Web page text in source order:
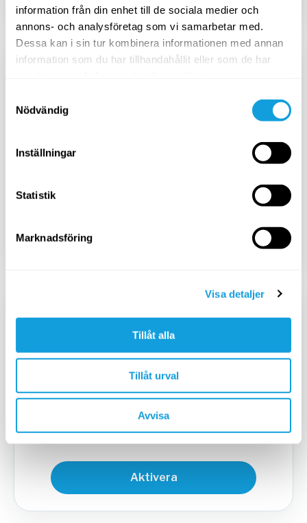
information från din enhet till de sociala medier och
annons- och analysföretag som vi samarbetar med.
Dessa kan i sin tur kombinera informationen med annan
information som du har tillhandahållit eller som de har
Nödvändig
Inställningar
Statistik
Marknadsföring
Visa detaljer
Tillåt alla
Tillåt urval
Avvisa
Mest prisvärt
ÅRSPRENUMERATION
SEK
599 SEK
Avbryt när du vill
Aktivera